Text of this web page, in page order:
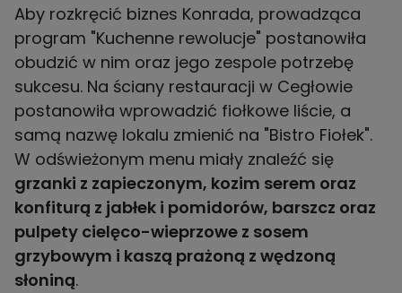
Aby rozkręcić biznes Konrada, prowadząca
program "Kuchenne rewolucje" postanowiła
obudzić w nim oraz jego zespole potrzebę
sukcesu. Na ściany restauracji w Cegłowie
postanowiła wprowadzić fiołkowe liście, a
samą nazwę lokalu zmienić na "Bistro Fiołek".
W odświeżonym menu miały znaleźć się
grzanki z zapieczonym, kozim serem oraz
konfiturą z jabłek i pomidorów, barszcz oraz
pulpety cielęco-wieprzowe z sosem
grzybowym i kaszą prażoną z wędzoną
słoniną.